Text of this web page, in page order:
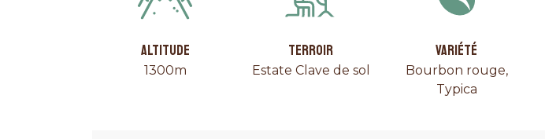
ALTITUDE
1300m
TERROIR
Estate Clave de sol
VARIÉTÉ
Bourbon rouge,
Typica